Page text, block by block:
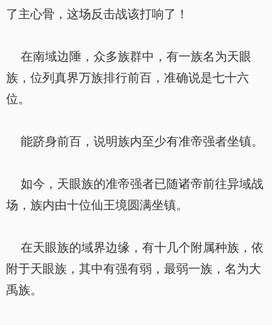
了主心骨，这场反击战该打响了！
在南域边陲，众多族群中，有一族名为天眼
族，位列真界万族排行前百，准确说是七十六
位。
能跻身前百，说明族内至少有准帝强者坐镇。
如今，天眼族的准帝强者已随诸帝前往异域战
场，族内由十位仙王境圆满坐镇。
在天眼族的域界边缘，有十几个附属种族，依
附于天眼族，其中有强有弱，最弱一族，名为大
禹族。